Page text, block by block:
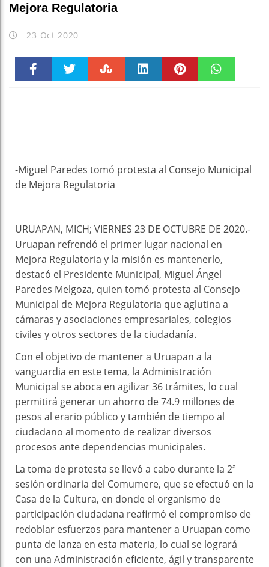
Mejora Regulatoria
23 Oct 2020
-Miguel Paredes tomó protesta al Consejo Municipal
de Mejora Regulatoria
URUAPAN, MICH; VIERNES 23 DE OCTUBRE DE 2020.-
Uruapan refrendó el primer lugar nacional en
Mejora Regulatoria y la misión es mantenerlo,
destacó el Presidente Municipal, Miguel Ángel
Paredes Melgoza, quien tomó protesta al Consejo
Municipal de Mejora Regulatoria que aglutina a
cámaras y asociaciones empresariales, colegios
civiles y otros sectores de la ciudadanía.
Con el objetivo de mantener a Uruapan a la
vanguardia en este tema, la Administración
Municipal se aboca en agilizar 36 trámites, lo cual
permitirá generar un ahorro de 74.9 millones de
pesos al erario público y también de tiempo al
ciudadano al momento de realizar diversos
procesos ante dependencias municipales.
La toma de protesta se llevó a cabo durante la 2ª
sesión ordinaria del Comumere, que se efectuó en la
Casa de la Cultura, en donde el organismo de
participación ciudadana reafirmó el compromiso de
redoblar esfuerzos para mantener a Uruapan como
punta de lanza en esta materia, lo cual se logrará
con una Administración eficiente, ágil y transparente